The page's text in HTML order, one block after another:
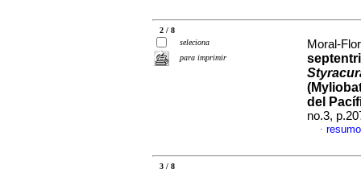
2 / 8
seleciona
para imprimir
Moral-
del
no.3,
·
3 / 8